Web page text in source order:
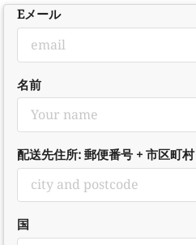
Eメール
名前
配送先住所: 郵便番号 + 市区町村
国